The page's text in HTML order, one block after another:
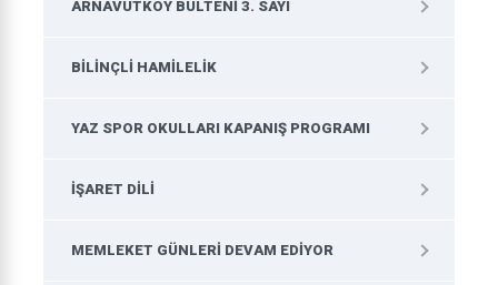
ARNAVUTKÖY BÜLTENI 3. SAYI
BILINÇLI HAMILELIK
YAZ SPOR OKULLARI KAPANIŞ PROGRAMI
İŞARET DILI
MEMLEKET GÜNLERI DEVAM EDIYOR